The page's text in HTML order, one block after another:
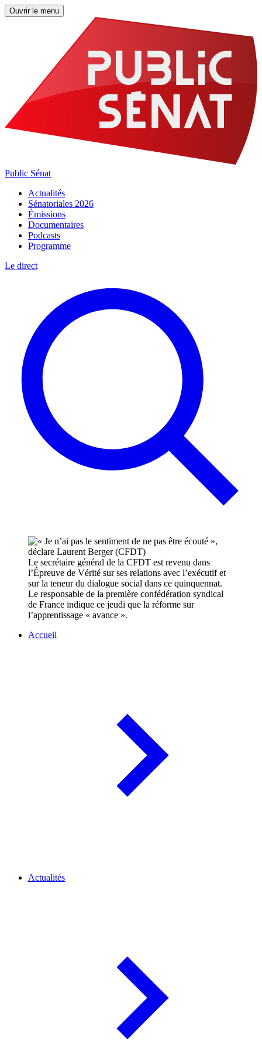
Ouvrir le menu
Public Sénat
Actualités
Sénatoriales 2026
Émissions
Documentaires
Podcasts
Programme
Le direct
Le secrétaire général de la CFDT est revenu dans
l’Épreuve de Vérité sur ses relations avec l’exécutif et
sur la teneur du dialogue social dans ce quinquennat.
Le responsable de la première confédération syndical
de France indique ce jeudi que la réforme sur
l’apprentissage « avance ».
Accueil
Actualités